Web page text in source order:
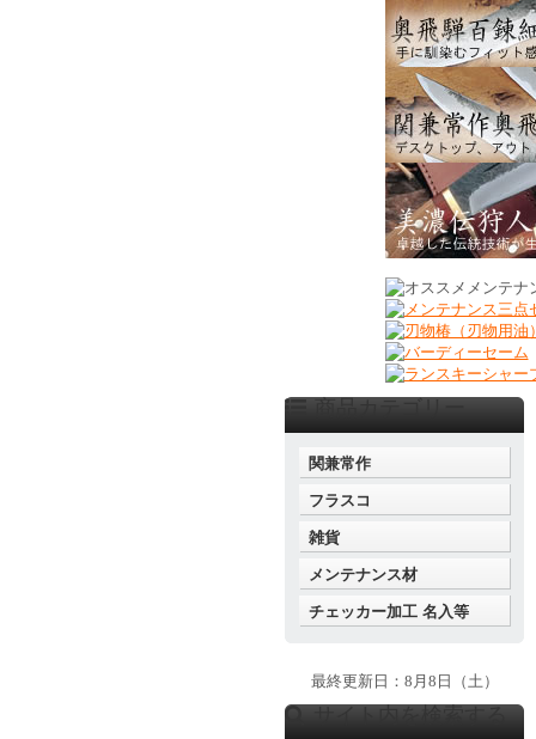
関兼常作
フラスコ
雑貨
メンテナンス材
チェッカー加工 名入等
最終更新日：8月8日（土）